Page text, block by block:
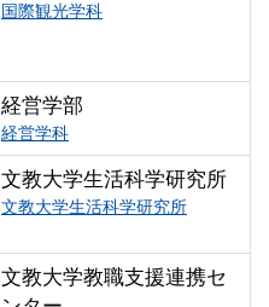
国際観光学科
経営学部
経営学科
文教大学生活科学研究所
文教大学生活科学研究所
文教大学教職支援連携セ